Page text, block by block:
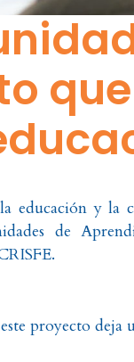
educación y la
de
proyecto